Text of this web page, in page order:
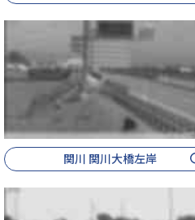
関川 関川大橋左岸